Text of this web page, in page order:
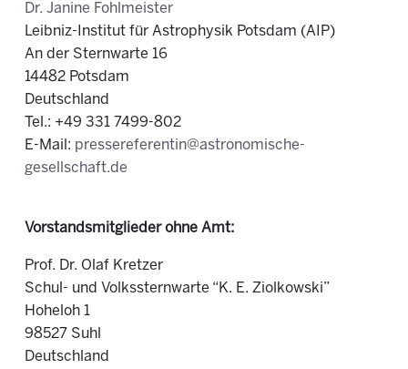
Dr. Janine Fohlmeister
Leibniz-Institut für Astrophysik Potsdam (AIP)
An der Sternwarte 16
14482 Potsdam
Deutschland
Tel.: +49 331 7499-802
E-Mail: pressereferentin@astronomische-
gesellschaft.de
Vorstandsmitglieder ohne Amt:
Prof. Dr. Olaf Kretzer
Schul- und Volkssternwarte “K. E. Ziolkowski”
Hoheloh 1
98527 Suhl
Deutschland